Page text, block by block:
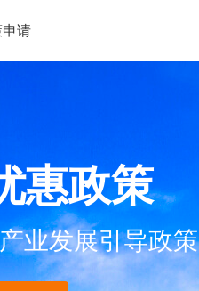
请
惠政策
业发展引导政策